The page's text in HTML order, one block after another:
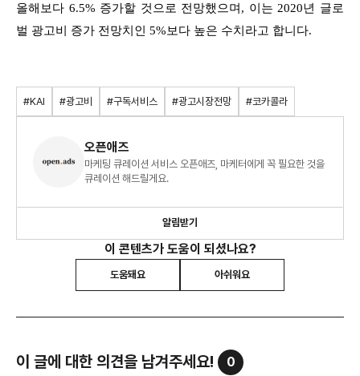
올해보다 6.5% 증가할 것으로 전망했으며, 이는 2020년 글로
벌 광고비 증가 전망치인 5%보다 높은 수치라고 합니다.
#KAI #광고비 #구독서비스 #광고시장전망 #코카콜라
오픈애즈
마케팅 큐레이션 서비스 오픈애즈, 마케터에게 꼭 필요한 것을
큐레이션 해드릴게요.
알림받기
이 콘텐츠가 도움이 되셨나요?
도움돼요 아쉬워요
이 글에 대한 의견을 남겨주세요! 0